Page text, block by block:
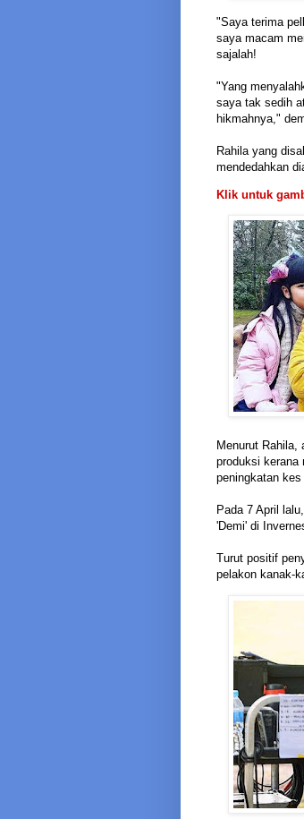
"Saya terima
saya macam
sajalah!
"Yang
saya tak sedih
hikmahnya,"
Rahila yang
mendedahkan
Klik untuk
Menurut Rahila,
produksi kerana
peningkatan
Pada 7 April
'Demi' di
Turut positif
pelakon kanak-